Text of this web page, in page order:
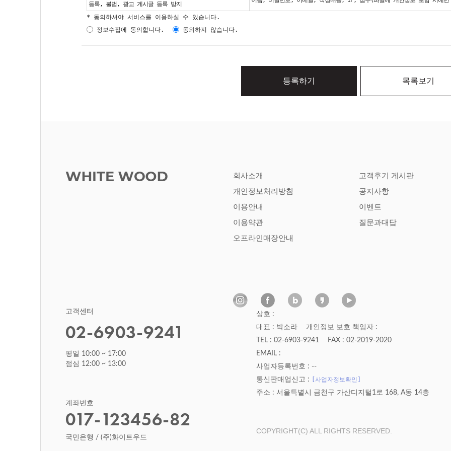
등록, 불법, 광고 게시글 등록 방지
* 동의하셔야 서비스를 이용하실 수 있습니다.
정보수집에 동의합니다.
동의하지 않습니다.
등록하기 목록보기
회사소개
개인정보처리방침
이용안내
이용약관
오프라인매장안내
고객후기 게시판
공지사항
이벤트
질문과대답
고객센터
02-6903-9241
평일 10:00 ~ 17:00
점심 12:00 ~ 13:00
계좌번호
017-123456-82
국민은행 / (주)화이트우드
상호 :
대표 : 박소라
개인정보 보호 책임자 :
TEL : 02-6903-9241
FAX : 02-2019-2020
EMAIL :
사업자등록번호 : --
통신판매업신고 :
[사업자정보확인]
주소 : 서울특별시 금천구 가산디지털1로 168, A동 14층
COPYRIGHT(C) ALL RIGHTS RESERVED.